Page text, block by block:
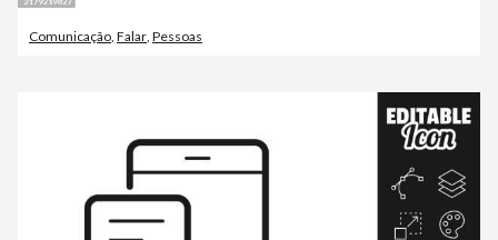
Comunicação Falar Pessoas